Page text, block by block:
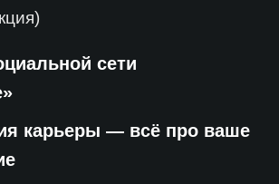
сети
карьеры — всё про ваше